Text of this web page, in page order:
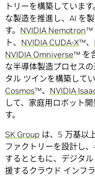
トリーを構築していま
な製造を推進し、AI を
す。 NVIDIA Nemotron™
ト、 NVIDIA CUDA-X™、
NVIDIA Omniverse™ を
な半導体製造プロセス
タル ツインを構築して
Cosmos™、 NVIDIA
して、家庭用ロボット
す。
SK Group は、5 万基以
ファクトリーを設計し
するとともに、デジタ
援するクラウド インフ